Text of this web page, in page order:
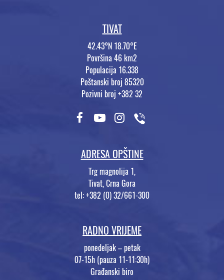
TIVAT
42.43°N 18.70°E
Površina 46 km2
Populacija 16.338
Poštanski broj 85320
Pozivni broj +382 32
ADRESA OPŠTINE
Trg magnolija 1,
Tivat, Crna Gora
tel: +382 (0) 32/661-300
RADNO VRIJEME
ponedeljak – petak
07-15h (pauza 11-11:30h)
Građanski biro